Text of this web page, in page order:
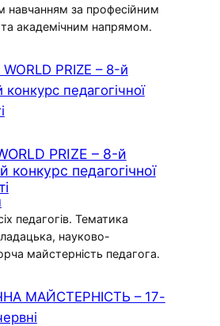
навчанням за професійним
академічним напрямом.
PRIZE – 8-й
конкурс педагогічної
педагогів. Тематика
науково-
майстерність педагога.